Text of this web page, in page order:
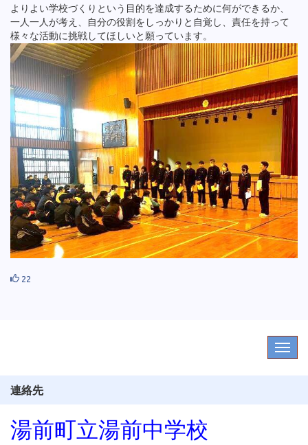
よりよい学校づくりという目的を達成するために何ができるか、
一人一人が考え、自分の役割をしっかりと自覚し、責任を持って
様々な活動に挑戦してほしいと願っています。
22
連絡先
湯前町立湯前中学校